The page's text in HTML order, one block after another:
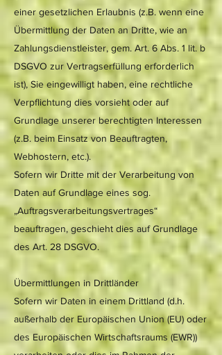
einer gesetzlichen Erlaubnis (z.B. wenn eine
Übermittlung der Daten an Dritte, wie an
Zahlungsdienstleister, gem. Art. 6 Abs. 1 lit. b
DSGVO zur Vertragserfüllung erforderlich
ist), Sie eingewilligt haben, eine rechtliche
Verpflichtung dies vorsieht oder auf
Grundlage unserer berechtigten Interessen
(z.B. beim Einsatz von Beauftragten,
Webhostern, etc.).
Sofern wir Dritte mit der Verarbeitung von
Daten auf Grundlage eines sog.
„Auftragsverarbeitungsvertrages“
beauftragen, geschieht dies auf Grundlage
des Art. 28 DSGVO.
Übermittlungen in Drittländer
Sofern wir Daten in einem Drittland (d.h.
außerhalb der Europäischen Union (EU) oder
des Europäischen Wirtschaftsraums (EWR))